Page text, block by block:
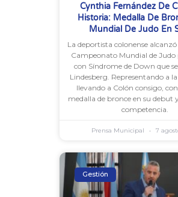
Cynthia Fernández De
Historia: Medalla De
Mundial De Judo En
La deportista colonense alcanzó
Campeonato Mundial de Judo
con Síndrome de Down que
Lindesberg. Representando a
llevando a Colón consigo,
medalla de bronce en su debut
competencia.
Prensa Municipal 7
Gestión